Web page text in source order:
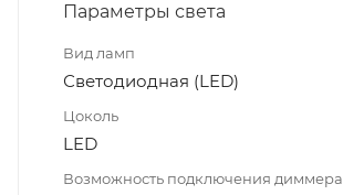
Параметры света
Вид ламп
Светодиодная (LED)
Цоколь
LED
Возможность подключения диммера